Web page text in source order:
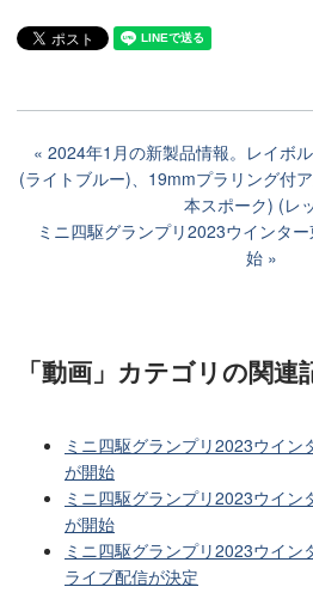
2024年1月の新製品情報。レイボ
(ライトブルー)、19mmプラリング付
本スポーク) (レ
ミニ四駆グランプリ2023ウインタ
始
「動画」カテゴリの関連
ミニ四駆グランプリ2023ウイ
が開始
ミニ四駆グランプリ2023ウイ
が開始
ミニ四駆グランプリ2023ウイ
ライブ配信が決定